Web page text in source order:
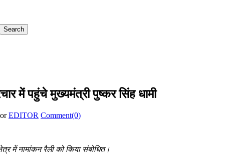
में पहुंचे मुख्यमंत्री पुष्कर सिंह धामी
EDITOR Comment(0)
में नामांकन रैली को किया संबोधित।